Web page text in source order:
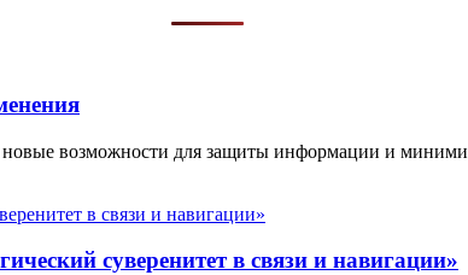
возможности для защиты информации и
суверенитет в связи и навигации»